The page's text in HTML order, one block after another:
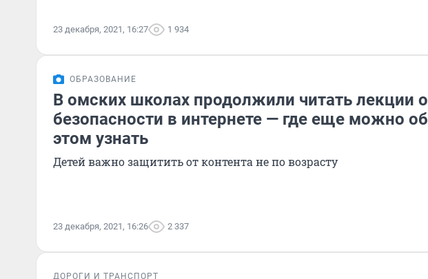
23 декабря, 2021, 16:27 1 934
ОБРАЗОВАНИЕ
В омских школах продолжили читать лекции о
безопасности в интернете — где еще можно об
этом узнать
Детей важно защитить от контента не по возрасту
23 декабря, 2021, 16:26 2 337
ДОРОГИ И ТРАНСПОРТ